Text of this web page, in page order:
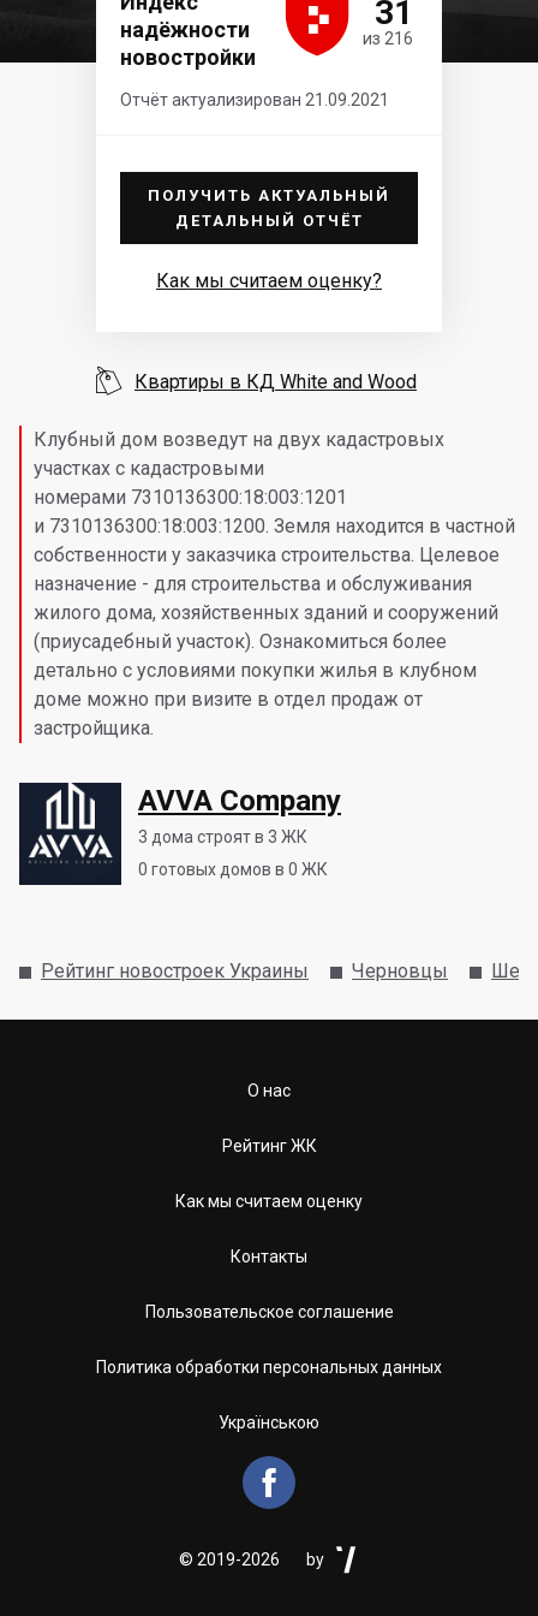
Клубный дом возведут на двух кадастровых
участках с кадастровыми
номерами 7310136300:18:003:1201
и 7310136300:18:003:1200. Земля находится в частной
собственности у заказчика строительства. Целевое
назначение - для строительства и обслуживания
жилого дома, хозяйственных зданий и сооружений
(приусадебный участок). Ознакомиться более
детально с условиями покупки жилья в клубном
доме можно при визите в отдел продаж от
застройщика.
AVVA Company
3 дома строят в 3 ЖК
0 готовых домов в 0 ЖК
надёжности
новостройки




 31
из 216
Отчёт актуализирован 21.09.2021
ПОЛУЧИТЬ АКТУАЛЬНЫЙ
ДЕТАЛЬНЫЙ ОТЧЁТ
Как мы считаем оценку?
 Квартиры в КД White and Wood
Рейтинг новостроек Украины Черновцы
О нас
Рейтинг ЖК
Как мы считаем оценку
Контакты
Пользовательское соглашение
Политика обработки персональных данных
Українською

© 2019-2026 by 